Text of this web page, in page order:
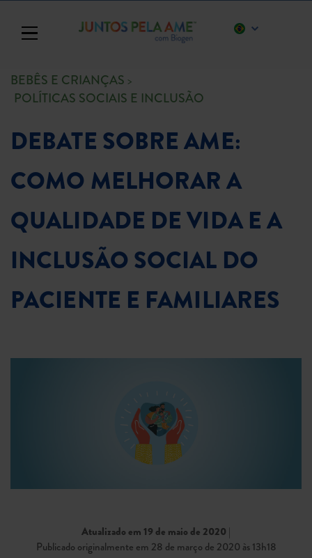
Toggle navigation
BEBÊS E CRIANÇAS
POLÍTICAS SOCIAIS E INCLUSÃO
DEBATE SOBRE AME:
COMO MELHORAR A
QUALIDADE DE VIDA E A
INCLUSÃO SOCIAL DO
PACIENTE E FAMILIARES
Atualizado em 19 de maio de 2020 |
Publicado originalmente em 28 de março de 2020 às 13h18